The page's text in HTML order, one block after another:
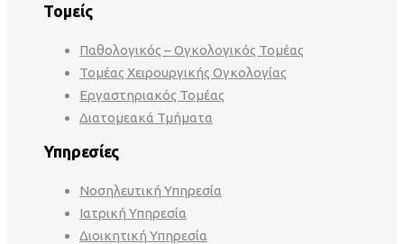
Τομείς
Παθολογικός – Ογκολογικός Τομέας
Τομέας Χειρουργικής Ογκολογίας
Εργαστηριακός Τομέας
Διατομεακά Τμήματα
Υπηρεσίες
Νοσηλευτική Υπηρεσία
Ιατρική Υπηρεσία
Διοικητική Υπηρεσία